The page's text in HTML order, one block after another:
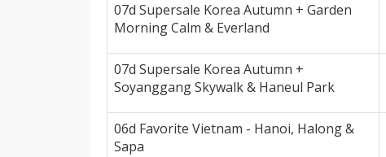
07d Supersale Korea Autumn + Garden
Morning Calm & Everland
07d Supersale Korea Autumn +
Soyanggang Skywalk & Haneul Park
06d Favorite Vietnam - Hanoi, Halong &
Sapa